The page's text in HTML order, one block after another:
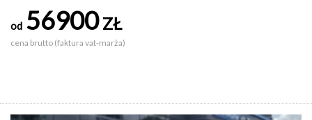
od 56900ZŁ
cena brutto (faktura vat-marża)